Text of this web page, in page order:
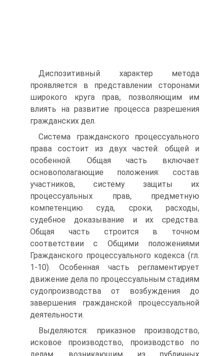
Диспозитивный характер метода
проявляется в представлении сторонами
широкого круга прав, позволяющим им
влиять на развитие процесса разрешения
гражданских дел.
Система гражданского процессуального
права состоит из двух частей: общей и
особенной. Общая часть включает
основополагающие положения: состав
участ­ников, систему защиты их
процессуальных прав, предметную
компетен­цию суда, сроки, расходы,
судебное доказывание и их средства.
Общая часть строится в точном
соответствии с Общими положениями
Граждан­ского процессуального кодекса (гл.
1-10). Особенная часть регламентирует
движение дела по процессуальным стадиям
судопроизводства от возбуждения до
завершения гражданской процессуальной
деятельности.
Выделяются: приказное про­изводство,
исковое производство, производство по